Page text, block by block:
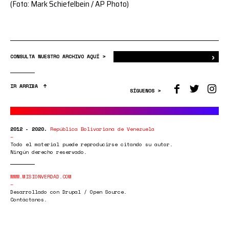
(Foto: Mark Schiefelbein / AP Photo)
CONSULTA NUESTRO ARCHIVO AQUÍ > ›
IR ARRIBA
SÍGUENOS >
2012 - 2020. República Bolivariana de Venezuela
Todo el material puede reproducirse citando su autor.
Ningún derecho reservado.
WWW.MISIONVERDAD.COM
Desarrollado con Drupal / Open Source.
Contáctanos.